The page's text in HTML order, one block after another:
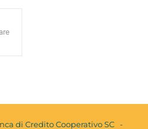
di Credito Cooperativo SC -